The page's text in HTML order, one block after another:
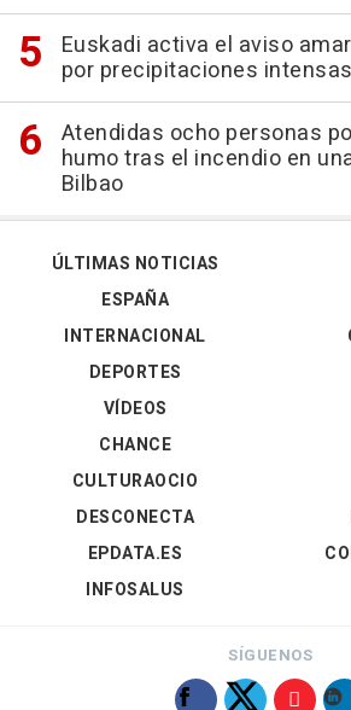
Euskadi activa el aviso
por precipitaciones intensas
Atendidas ocho personas
humo tras el incendio en
Bilbao
ÚLTIMAS NOTICIAS
ESPAÑA
INTERNACIONAL
DEPORTES
VÍDEOS
CHANCE
CULTURAOCIO
DESCONECTA
EPDATA.ES
INFOSALUS
SÍGUENOS